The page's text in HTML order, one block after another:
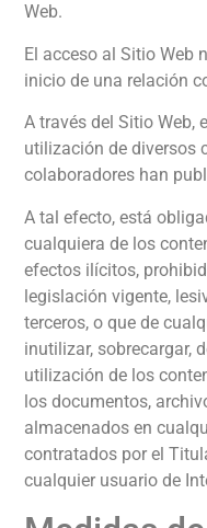
Web.
El acceso al Sitio Web
inicio de una relación
A través del Sitio Web,
utilización de diversos
colaboradores han
A tal efecto, está
cualquiera de los
efectos ilícitos,
legislación vigente,
terceros, o que de
inutilizar, sobrecargar,
utilización de los
los documentos,
almacenados en
contratados por el
cualquier usuario de